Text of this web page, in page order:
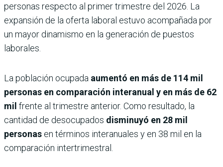
personas respecto al primer trimestre del 2026. La
expansión de la oferta laboral estuvo acompañada por
un mayor dinamismo en la generación de puestos
laborales.
La población ocupada aumentó en más de 114 mil
personas en comparación interanual y en más de 62
mil frente al trimestre anterior. Como resultado, la
cantidad de desocupados disminuyó en 28 mil
personas en términos interanuales y en 38 mil en la
comparación intertrimestral.